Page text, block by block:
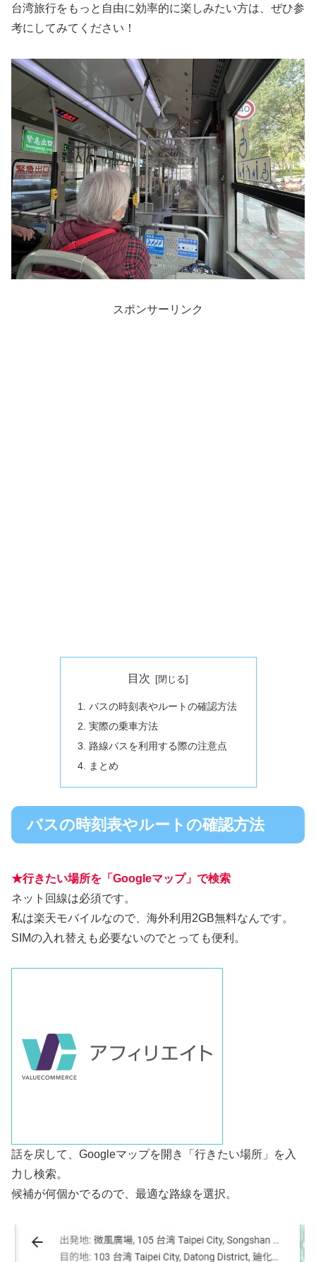
台湾旅行をもっと自由に効率的に楽しみたい方は、ぜひ参
考にしてみてください！
スポンサーリンク
目次
バスの時刻表やルートの確認方法
実際の乗車方法
路線バスを利用する際の注意点
まとめ
バスの時刻表やルートの確認方法
★行きたい場所を「Googleマップ」で検索
ネット回線は必須です。
私は楽天モバイルなので、海外利用2GB無料なんです。
SIMの入れ替えも必要ないのでとっても便利。
話を戻して、Googleマップを開き「行きたい場所」を入
力し検索。
候補が何個かでるので、最適な路線を選択。